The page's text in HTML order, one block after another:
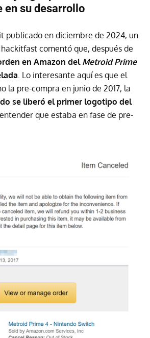
en su desarrollo
publicado en diciembre de 2024, un
comentó que, después de
en Amazon del Metroid Prime
. Lo interesante aquí es que el
la pre-compra en junio de 2017, la
se liberó el primer logotipo del
que estaba en fase de pre-